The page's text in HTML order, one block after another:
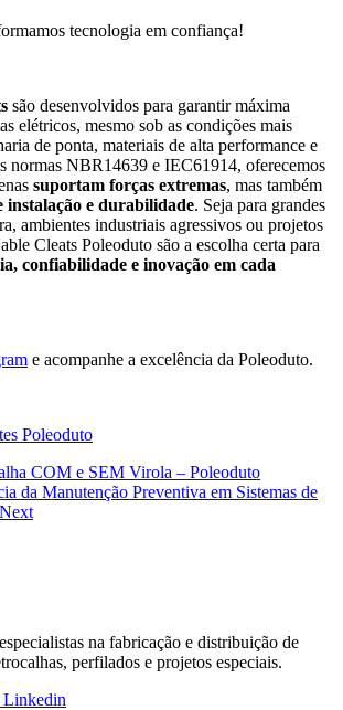
tecnologia em confiança!
são desenvolvidos para garantir máxima
elétricos, mesmo sob as condições mais
de ponta, materiais de alta performance e
normas NBR14639 e IEC61914, oferecemos
suportam forças extremas, mas também
instalação e durabilidade. Seja para grandes
ambientes industriais agressivos ou projetos
Cleats Poleoduto são a escolha certa para
confiabilidade e inovação em cada
e acompanhe a excelência da Poleoduto.
Poleoduto
COM e SEM Virola – Poleoduto
da Manutenção Preventiva em Sistemas de
Next
na fabricação e distribuição de
perfilados e projetos especiais.
Linkedin